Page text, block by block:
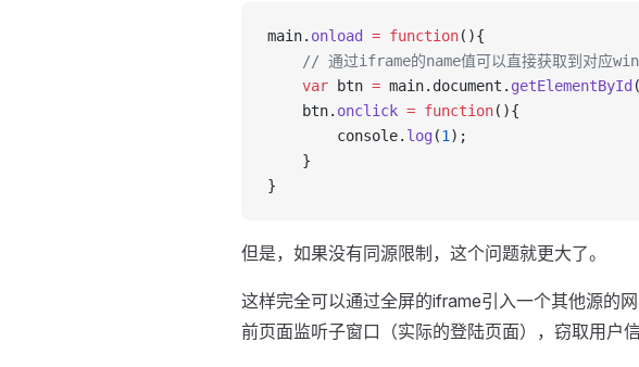
main. onload = function(){
// 通过iframe的name值可以直接获取到对应
    var
btn = main.document. getElementById (
    btn.
onclick = function(){
        console.
log (1 );
    }
}
但是，如果没有同源限制，这个问题就更大了。
这样完全可以通过全屏的iframe引入一个其他源的
前页面监听子窗口（实际的登陆页面），窃取用户信